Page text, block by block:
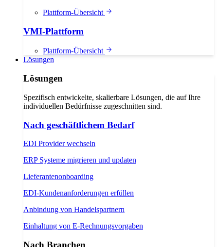
Plattform-Übersicht
VMI-Plattform
Plattform-Übersicht
Lösungen
Lösungen
Spezifisch entwickelte, skalierbare Lösungen, die auf Ihre
individuellen Bedürfnisse zugeschnitten sind.
Nach geschäftlichem Bedarf
EDI Provider wechseln
ERP Systeme migrieren und updaten
Lieferantenonboarding
EDI-Kundenanforderungen erfüllen
Anbindung von Handelspartnern
Einhaltung von E-Rechnungsvorgaben
Nach Branchen